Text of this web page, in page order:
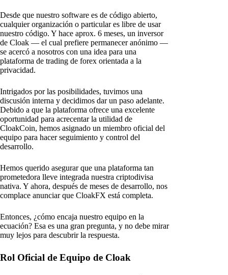
Desde que nuestro software es de código abierto,
cualquier organización o particular es libre de usar
nuestro código. Y hace aprox. 6 meses, un inversor
de Cloak — el cual prefiere permanecer anónimo —
se acercó a nosotros con una idea para una
plataforma de trading de forex orientada a la
privacidad.
Intrigados por las posibilidades, tuvimos una
discusión interna y decidimos dar un paso adelante.
Debido a que la plataforma ofrece una excelente
oportunidad para acrecentar la utilidad de
CloakCoin, hemos asignado un miembro oficial del
equipo para hacer seguimiento y control del
desarrollo.
Hemos querido asegurar que una plataforma tan
prometedora lleve integrada nuestra criptodivisa
nativa. Y ahora, después de meses de desarrollo, nos
complace anunciar que CloakFX está completa.
Entonces, ¿cómo encaja nuestro equipo en la
ecuación? Esa es una gran pregunta, y no debe mirar
muy lejos para descubrir la respuesta.
Rol Oficial de Equipo de Cloak